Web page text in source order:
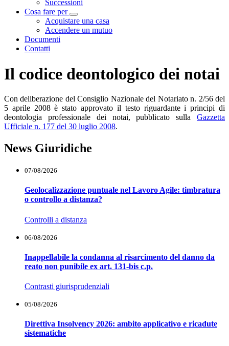
Successioni
Cosa fare per
Visualizza menù di secondo livello
Acquistare una casa
Accendere un mutuo
Documenti
Contatti
Il codice deontologico dei notai
Con deliberazione del Consiglio Nazionale del Notariato n. 2/56 del
5 aprile 2008 è stato approvato il testo riguardante i principi di
deontologia professionale dei notai, pubblicato sulla Gazzetta
Ufficiale n. 177 del 30 luglio 2008.
News Giuridiche
07/08/2026
Geolocalizzazione puntuale nel Lavoro Agile: timbratura
o controllo a distanza?
Controlli a distanza
06/08/2026
Inappellabile la condanna al risarcimento del danno da
reato non punibile ex art. 131-bis c.p.
Contrasti giurisprudenziali
05/08/2026
Direttiva Insolvency 2026: ambito applicativo e ricadute
sistematiche